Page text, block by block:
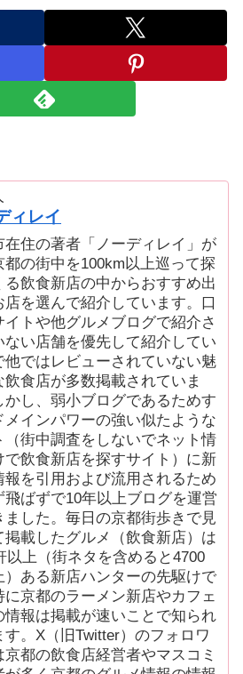
ィレイ
在住の著者「ノーディレイ」が
都の街中を100km以上巡って探
る飲食新店の中からおすすめ出
店を選んで紹介しています。口
イトや他グルメブログで紹介さ
ない店舗を優先して紹介してい
他ではレビューされていない魅
飲食店が多数掲載されていま
かし、弱小ブログであるためす
メインパワーの強い似たような
（街中調査をしないでネット情
で飲食新店を探すサイト）に新
報を引用および流用されるため
飛ばずで10年以上ブログを運営
ました。毎日の京都街歩きで見
掲載したグルメ（飲食新店）は
以上（街ネタを含めると4700
）ある新店ハンターの先駆けで
に京都のラーメン新店やカフェ
情報は掲載が速いことで知られ
す。X（旧Twitter）のフォロワ
京都の飲食店経営者やマスコミ